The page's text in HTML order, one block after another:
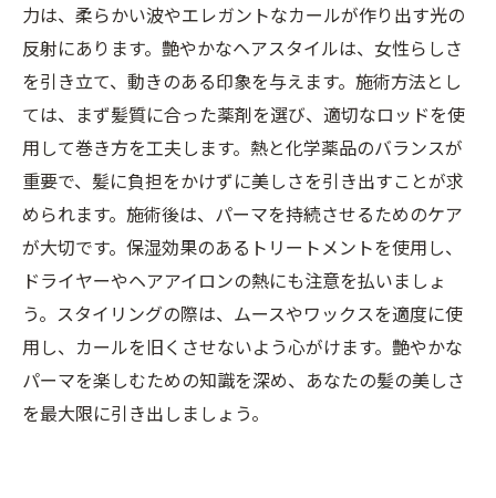
力は、柔らかい波やエレガントなカールが作り出す光の
反射にあります。艶やかなヘアスタイルは、女性らしさ
を引き立て、動きのある印象を与えます。施術方法とし
ては、まず髪質に合った薬剤を選び、適切なロッドを使
用して巻き方を工夫します。熱と化学薬品のバランスが
重要で、髪に負担をかけずに美しさを引き出すことが求
められます。施術後は、パーマを持続させるためのケア
が大切です。保湿効果のあるトリートメントを使用し、
ドライヤーやヘアアイロンの熱にも注意を払いましょ
う。スタイリングの際は、ムースやワックスを適度に使
用し、カールを旧くさせないよう心がけます。艶やかな
パーマを楽しむための知識を深め、あなたの髪の美しさ
を最大限に引き出しましょう。